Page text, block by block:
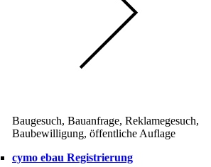
Baugesuch, Bauanfrage, Reklamegesuch,
Baubewilligung, öffentliche Auflage
cymo ebau Registrierung